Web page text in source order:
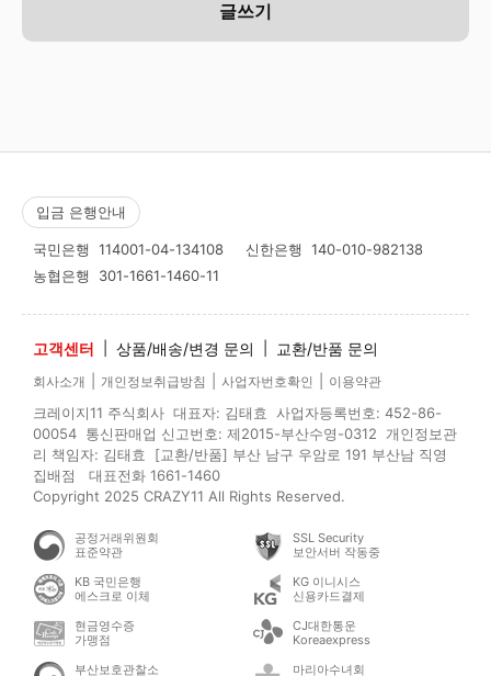
글쓰기
입금 은행안내
국민은행 114001-04-134108 신한은행 140-010-982138
농협은행 301-1661-1460-11
고객센터 상품/배송/변경 문의 교환/반품 문의
회사소개 개인정보취급방침 사업자번호확인 이용약관
크레이지11 주식회사 대표자: 김태효 사업자등록번호: 452-86-
00054 통신판매업 신고번호: 제2015-부산수영-0312 개인정보관
리 책임자: 김태효 [교환/반품] 부산 남구 우암로 191 부산남 직영
집배점 대표전화 1661-1460
Copyright 2025 CRAZY11 All Rights Reserved.
공정거래위원회
표준약관
SSL Security
보안서버 작동중
KB 국민은행
에스크로 이체
KG 이니시스
신용카드결제
현금영수증
가맹점
CJ대한통운
Koreaexpress
부산보호관찰소
마리아수녀회